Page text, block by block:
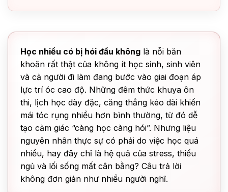
Học nhiều có bị hói đầu không là nỗi băn
khoăn rất thật của không ít học sinh, sinh viên
và cả người đi làm đang bước vào giai đoạn áp
lực trí óc cao độ. Những đêm thức khuya ôn
thi, lịch học dày đặc, căng thẳng kéo dài khiến
mái tóc rụng nhiều hơn bình thường, từ đó dễ
tạo cảm giác “càng học càng hói”. Nhưng liệu
nguyên nhân thực sự có phải do việc học quá
nhiều, hay đây chỉ là hệ quả của stress, thiếu
ngủ và lối sống mất cân bằng? Câu trả lời
không đơn giản như nhiều người nghĩ.